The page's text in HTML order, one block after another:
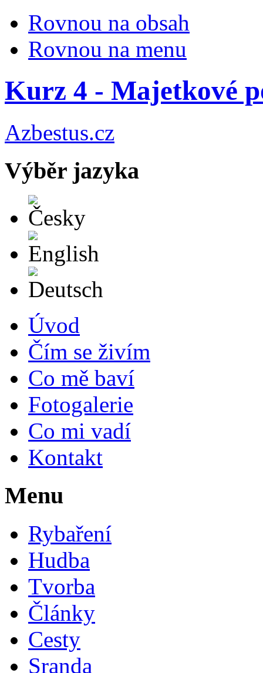
Rovnou na obsah
Rovnou na menu
Kurz 4 - Majetkové
Azbestus.cz
Výběr jazyka
Úvod
Čím se živím
Co mě baví
Fotogalerie
Co mi vadí
Kontakt
Menu
Rybaření
Hudba
Tvorba
Články
Cesty
Sranda